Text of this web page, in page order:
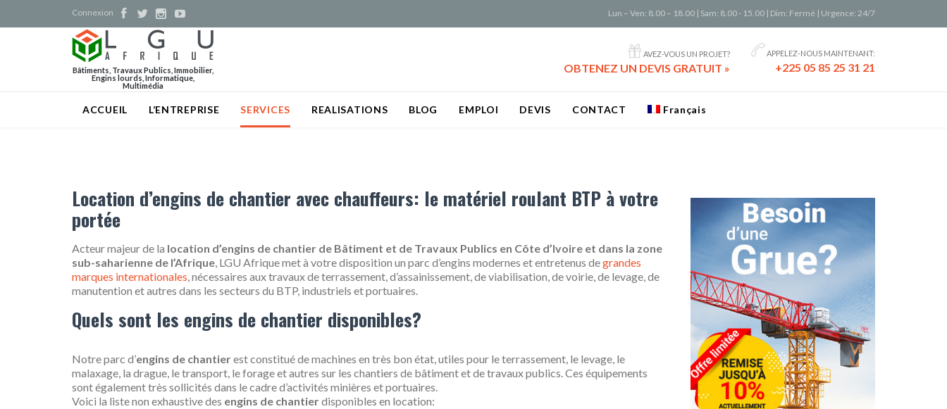
Connexion     Lun – Ven: 8.00 – 18.00 | Sam: 8.00 - 15.00 | Dim: Fermé | Urgence: 24/7
Bâtiments, Travaux Publics, Immobilier,
Engins lourds, Informatique,
Multimédia
 AVEZ-VOUS UN PROJET?
OBTENEZ UN DEVIS GRATUIT »
APPELEZ-NOUS MAINTENANT:
+225 05 85 25 31 21
au
ACCUEIL L’ENTREPRISE SERVICES REALISATIONS BLOG EMPLOI DEVIS CONTACT Français
Location d’engins de chantier avec chauffeurs: le matériel roulant BTP à votre
portée
Acteur majeur de la location d’engins de chantier de Bâtiment et de Travaux Publics en Côte d’Ivoire et dans la zone
sub-saharienne de l’Afrique , LGU Afrique met à votre disposition un parc d’engins modernes et entretenus degrandes
marques internationales , nécessaires aux travaux de terrassement, d’assainissement, de viabilisation, de voirie, de levage, de
manutention et autres dans les secteurs du BTP, industriels et portuaires.
Quels sont les engins de chantier disponibles?
Notre parc d’engins de chantierest constitué de machines en très bon état, utiles pour le terrassement, le levage, le
malaxage, la drague, le transport, le forage et autres sur les chantiers de bâtiment et de travaux publics. Ces équipements
sont également très sollicités dans le cadre d’activités minières et portuaires.
Voici la liste non exhaustive des engins de chantierdisponibles en location: